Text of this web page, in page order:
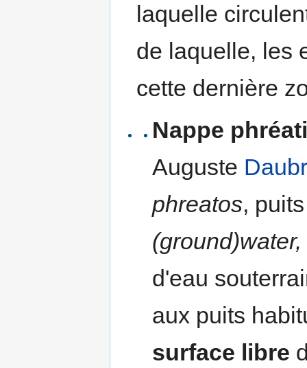
laquelle
de laquelle, les
cette dernière
Nappe
Auguste
phreatos,
d'eau
aux puits
surface libre